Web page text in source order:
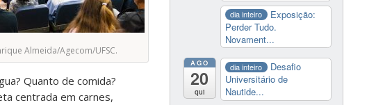
Almeida/Agecom/UFSC.
Quanto de comida?
centrada em carnes,
dia inteiro
Exposição:
Perder Tudo.
Novament...
AGO
20
qui
dia inteiro
Desafio
Universitário de
Nautide...